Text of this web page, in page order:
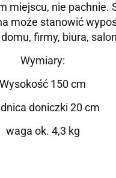
miejscu, nie pachnie.
może stanowić
firmy, biura,
Wymiary:
Wysokość 150 cm
doniczki 20 cm
waga ok. 4,3 kg